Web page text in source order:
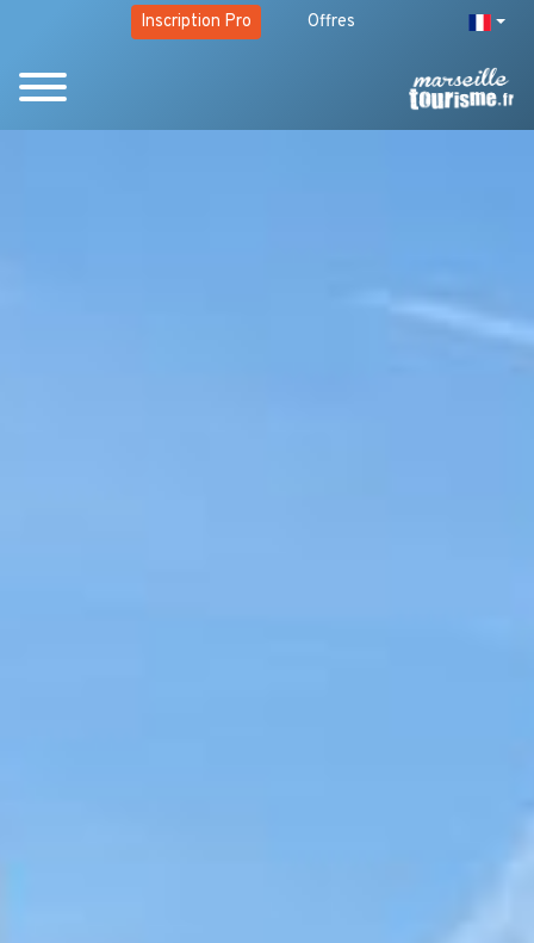
Inscription Pro Offres